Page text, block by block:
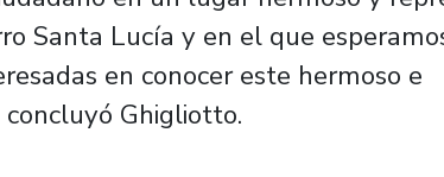
Santa Lucía y en el que
en conocer este hermoso e
Ghigliotto.